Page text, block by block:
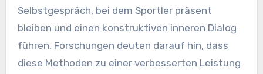
Selbstgespräch, bei dem Sportler präsent
bleiben und einen konstruktiven inneren Dialog
führen. Forschungen deuten darauf hin, dass
diese Methoden zu einer verbesserten Leistung